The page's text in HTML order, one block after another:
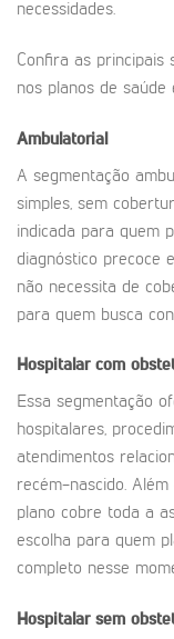
necessidades.
Confira as principais
nos planos de saúde
Ambulatorial
A segmentação
simples, sem
indicada para quem
diagnóstico precoce
não necessita de
para quem busca
Hospitalar com
Essa segmentação
hospitalares,
atendimentos
recém-nascido.
plano cobre toda a
escolha para quem
completo nesse
Hospitalar sem